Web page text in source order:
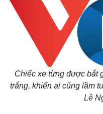
Chiếc xe từng được bắt
trắng, khiến ai cũng lầm
Lê